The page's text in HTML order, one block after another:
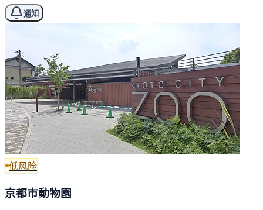
通知
低风险
京都市動物園